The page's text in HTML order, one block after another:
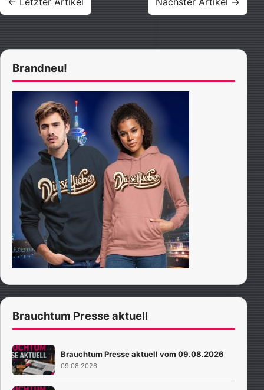
Brandneu!
Brauchtum Presse aktuell
Brauchtum Presse aktuell vom 09.08.2026
09.08.2026